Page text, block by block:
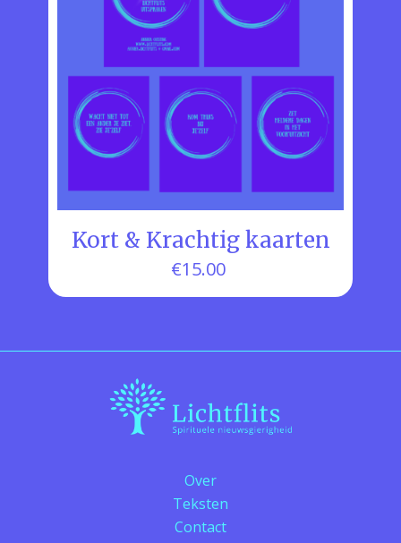
Kort & Krachtig kaarten
€15.00
Over
Teksten
Contact